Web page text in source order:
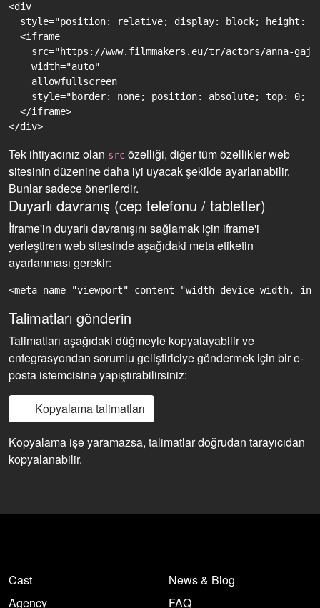
<div
style="position: relative; display: block; height:
  <iframe
src="https://www.filmmakers.eu/tr/actors/anna-
    width="auto"
    allowfullscreen
style="border: none; position: absolute; top: 0;
  </iframe>
Tek ihtiyacınız olan src özelliği, diğer tüm özellikler web
sitesinin düzenine daha iyi uyacak şekilde ayarlanabilir.
Bunlar sadece önerilerdir.
Duyarlı davranış (cep telefonu / tabletler)
İframe'in duyarlı davranışını sağlamak için iframe'i
yerleştiren web sitesinde aşağıdaki meta etiketin
ayarlanması gerekir:
<meta name="viewport" content="width=device-width,
Talimatları gönderin
Talimatları aşağıdaki düğmeyle kopyalayabilir ve
entegrasyondan sorumlu geliştiriciye göndermek için bir e-
posta istemcisine yapıştırabilirsiniz:
Kopyalama talimatları
Kopyalama işe yaramazsa, talimatlar doğrudan tarayıcıdan
kopyalanabilir.
Cast
Agency
News & Blog
FAQ